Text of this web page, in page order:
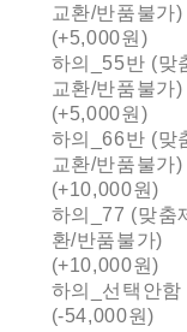
교환/반품불가)
(+5,000원)
하의_55반 (맞
교환/반품불가)
(+5,000원)
하의_66반 (맞
교환/반품불가)
(+10,000원)
하의_77 (맞춤
환/반품불가)
(+10,000원)
하의_선택안함
(-54,000원)